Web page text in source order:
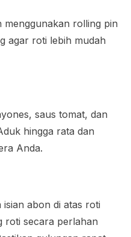
rolling pin
agar roti lebih mudah
saus tomat, dan
hingga rata dan
Anda.
abon di atas roti
roti secara perlahan